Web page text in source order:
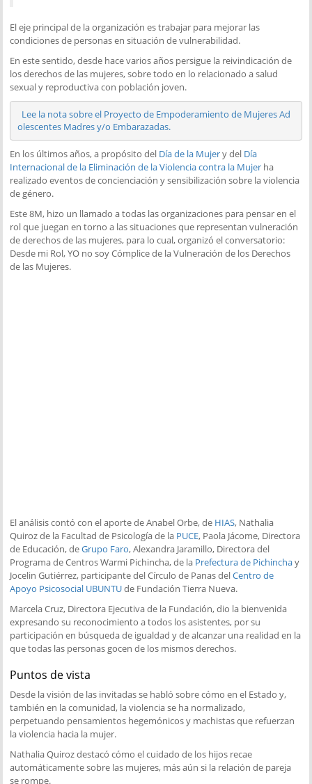
El eje principal de la organización es trabajar para mejorar las
condiciones de personas en situación de vulnerabilidad.
En este sentido, desde hace varios años persigue la reivindicación de
los derechos de las mujeres, sobre todo en lo relacionado a salud
sexual y reproductiva con población joven.
Lee la nota sobre el Proyecto de Empoderamiento de Mujeres Ad
olescentes Madres y/o Embarazadas.
En los últimos años, a propósito del Día de la Mujery del Día
Internacional de la Eliminación de la Violencia contra la Mujer ha
realizado eventos de concienciación y sensibilización sobre la violencia
de género.
Este 8M, hizo un llamado a todas las organizaciones para pensar en el
rol que juegan en torno a las situaciones que representan vulneración
de derechos de las mujeres, para lo cual, organizó el conversatorio:
Desde mi Rol, YO no soy Cómplice de la Vulneración de los Derechos
de las Mujeres.
El análisis contó con el aporte de Anabel Orbe, de HIAS, Nathalia
Quiroz de la Facultad de Psicología de la PUCE, Paola Jácome, Directora
de Educación, deGrupo Faro, Alexandra Jaramillo, Directora del
Programa de Centros Warmi Pichincha, de la Prefectura de Pichinchay
Jocelin Gutiérrez, participante del Círculo de Panas delCentro de
Apoyo Psicosocial UBUNTUde Fundación Tierra Nueva.
Marcela Cruz, Directora Ejecutiva de la Fundación, dio la bienvenida
expresando su reconocimiento a todos los asistentes, por su
participación en búsqueda de igualdad y de alcanzar una realidad en la
que todas las personas gocen de los mismos derechos.
Puntos de vista
Desde la visión de las invitadas se habló sobre cómo en el Estado y,
también en la comunidad, la violencia se ha normalizado,
perpetuando pensamientos hegemónicos y machistas que refuerzan
la violencia hacia la mujer.
Nathalia Quiroz destacó cómo el cuidado de los hijos recae
automáticamente sobre las mujeres, más aún si la relación de pareja
se rompe.